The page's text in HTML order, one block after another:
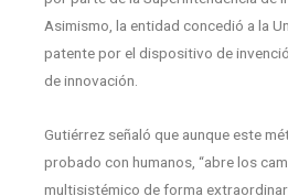
Asimismo, la entidad concedió a la
patente por el dispositivo de
de innovación.
Gutiérrez señaló que aunque este
probado con humanos, “abre los
multisistémico de forma